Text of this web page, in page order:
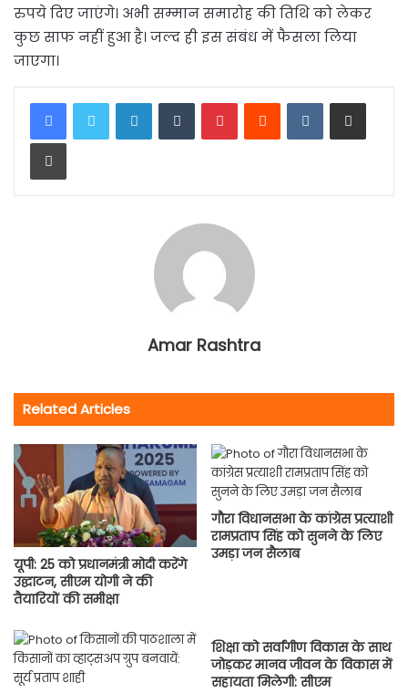
रुपये दिए जाएंगे। अभी सम्मान समारोह की तिथि को लेकर
कुछ साफ नहीं हुआ है। जल्द ही इस संबंध में फैसला लिया
जाएगा।
LinkedInTumblrPinterestReddit VKontakteShare via Email
Print
Amar Rashtra
Related Articles
यूपी: 25 को प्रधानमंत्री मोदी करेंगे
उद्घाटन, सीएम योगी ने की
तैयारियों की समीक्षा
गौरा विधानसभा के कांग्रेस प्रत्याशी
रामप्रताप सिंह को सुनने के लिए
उमड़ा जन सैलाब
शिक्षा को सर्वांगीण विकास के साथ
जोड़कर मानव जीवन के विकास में
सहायता मिलेगी: सीएम